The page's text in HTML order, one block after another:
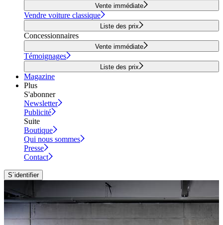
Vente immédiate
Vendre voiture classique
Liste des prix
Concessionnaires
Vente immédiate
Témoignages
Liste des prix
Magazine
Plus
S'abonner
Newsletter
Publicité
Suite
Boutique
Qui nous sommes
Presse
Contact
S´identifier